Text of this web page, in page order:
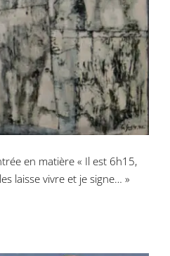
en matière « Il est 6h15,
laisse vivre et je signe… »